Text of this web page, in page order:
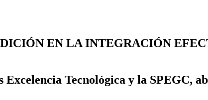
EN LA INTEGRACIÓN
Tecnológica y la SPEGC,